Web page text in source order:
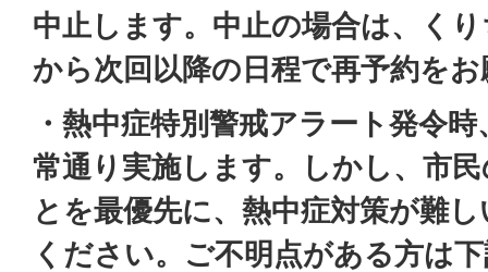
中止します。中止の場合は、く
から次回以降の日程で再予約を
・ 熱中症特別警戒アラート発令
常通り実施します。しかし、市
とを最優先に、熱中症対策が難
ください。ご不明点がある方は